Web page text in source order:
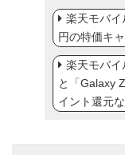
楽天モバイ
円の特価キ
楽天モバ
と「Galaxy
イント還元な